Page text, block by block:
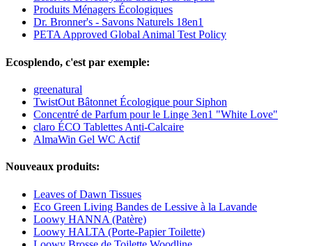
Produits Ménagers Écologiques
Dr. Bronner's - Savons Naturels 18en1
PETA Approved Global Animal Test Policy
Ecosplendo, c'est par exemple:
greenatural
TwistOut Bâtonnet Écologique pour Siphon
Concentré de Parfum pour le Linge 3en1 "White Love"
claro ÉCO Tablettes Anti-Calcaire
AlmaWin Gel WC Actif
Nouveaux produits:
Leaves of Dawn Tissues
Eco Green Living Bandes de Lessive à la Lavande
Loowy HANNA (Patère)
Loowy HALTA (Porte-Papier Toilette)